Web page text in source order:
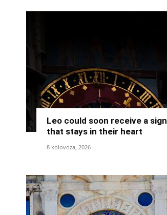
Leo could soon receive a sign
that stays in their heart
8 kolovoza, 2026